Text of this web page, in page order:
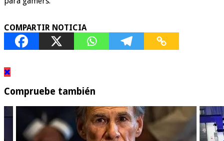
COMPARTIR NOTICIA
Compruebe también